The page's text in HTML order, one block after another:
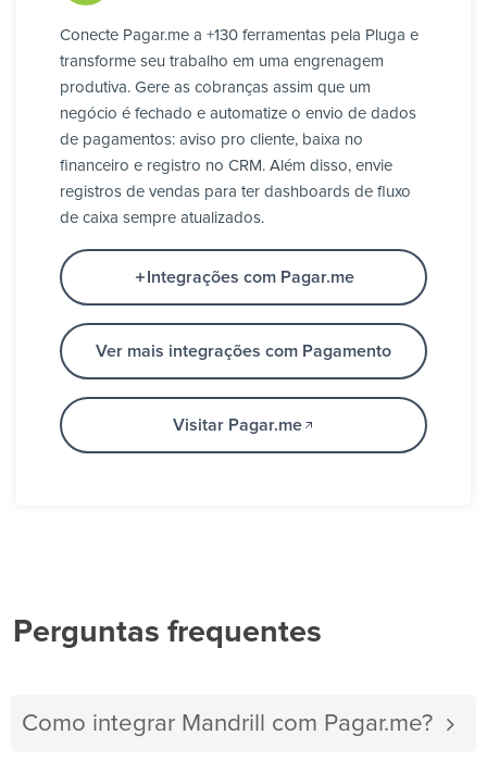
Conecte Pagar.me a +130 ferramentas pela Pluga e
transforme seu trabalho em uma engrenagem
produtiva. Gere as cobranças assim que um
negócio é fechado e automatize o envio de dados
de pagamentos: aviso pro cliente, baixa no
financeiro e registro no CRM. Além disso, envie
registros de vendas para ter dashboards de fluxo
de caixa sempre atualizados.
Integrações com Pagar.me
Ver mais integrações com Pagamento
Visitar Pagar.me
Perguntas frequentes
Como integrar Mandrill com Pagar.me?